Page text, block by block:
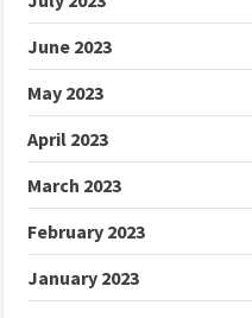
June 2023
May 2023
April 2023
March 2023
February 2023
January 2023